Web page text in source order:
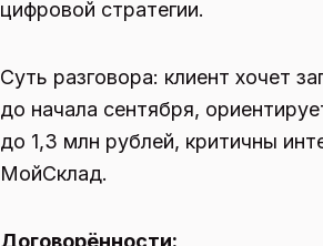
цифровой стратегии.
Суть разговора: клиент хочет
до начала сентября,
до 1,3 млн рублей, критичны
МойСклад.
Договорённости: